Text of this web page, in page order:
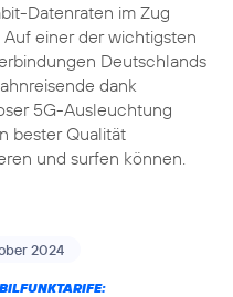
Datenraten im Zug
einer der wichtigsten
Deutschlands
dank
5G-Ausleuchtung
bester Qualität
und surfen können.
2024